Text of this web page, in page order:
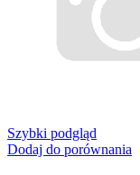
Szybki podgląd
Dodaj do porównania